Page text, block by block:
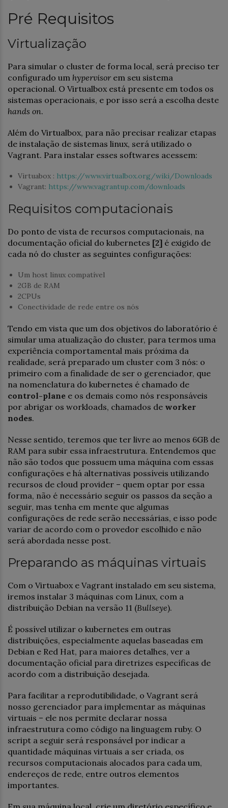
Pré Requisitos
Virtualização
Para simular o cluster de forma local, será preciso ter
configurado um hypervisor em seu sistema
operacional. O Virtualbox está presente em todos os
sistemas operacionais, e por isso será a escolha deste
hands on.
Além do Virtualbox, para não precisar realizar etapas
de instalação de sistemas linux, será utilizado o
Vagrant. Para instalar esses softwares acessem:
Virtuabox : https://www.virtualbox.org/wiki/Downloads
Vagrant: https://www.vagrantup.com/downloads
Requisitos computacionais
Do ponto de vista de recursos computacionais, na
documentação oficial do kubernetes [2] é exigido de
cada nó do cluster as seguintes configurações:
Um host linux compatível
2GB de RAM
2CPUs
Conectividade de rede entre os nós
Tendo em vista que um dos objetivos do laboratório é
simular uma atualização do cluster, para termos uma
experiência comportamental mais próxima da
realidade, será preparado um cluster com 3 nós: o
primeiro com a finalidade de ser o gerenciador, que
na nomenclatura do kubernetes é chamado de
control-plane e os demais como nós responsáveis
por abrigar os workloads, chamados de worker
nodes.
Nesse sentido, teremos que ter livre ao menos 6GB de
RAM para subir essa infraestrutura. Entendemos que
não são todos que possuem uma máquina com essas
configurações e há alternativas possíveis utilizando
recursos de cloud provider – quem optar por essa
forma, não é necessário seguir os passos da seção a
seguir, mas tenha em mente que algumas
configurações de rede serão necessárias, e isso pode
variar de acordo com o provedor escolhido e não
será abordada nesse post.
Preparando as máquinas virtuais
Com o Virtuabox e Vagrant instalado em seu sistema,
iremos instalar 3 máquinas com Linux, com a
distribuição Debian na versão 11 (Bullseye).
É possível utilizar o kubernetes em outras
distribuições, especialmente aquelas baseadas em
Debian e Red Hat, para maiores detalhes, ver a
documentação oficial para diretrizes específicas de
acordo com a distribuição desejada.
Para facilitar a reprodutibilidade, o Vagrant será
nosso gerenciador para implementar as máquinas
virtuais – ele nos permite declarar nossa
infraestrutura como código na linguagem ruby. O
script a seguir será responsável por indicar a
quantidade máquinas virtuais a ser criada, os
recursos computacionais alocados para cada um,
endereços de rede, entre outros elementos
importantes.